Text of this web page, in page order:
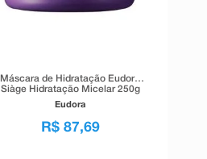
Máscara de Hidratação Eudora
Siàge Hidratação Micelar 250g
Eudora
R$ 87,69